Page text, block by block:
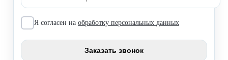
Я согласен на обработку персональных данных